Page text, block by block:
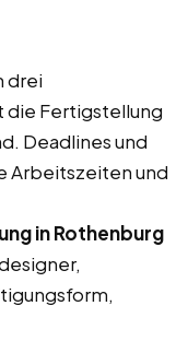
drei
Fertigstellung
Deadlines und
Arbeitszeiten und
in Rothenburg